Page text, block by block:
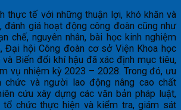
thực tế với những thuận lợi, khó khăn và
giá hoạt động công đoàn cũng như
chế, nguyên nhân, bài học kinh nghiệm
Đại hội Công đoàn cơ sở Viện Khoa học
Biến đổi khí hậu đã xác định mục tiêu,
vụ nhiệm kỳ 2023 – 2028. Trong đó, ưu
chức và người lao động nâng cao chất
cứu xây dựng các văn bản pháp luật,
tổ chức thực hiện và kiểm tra, giám sát